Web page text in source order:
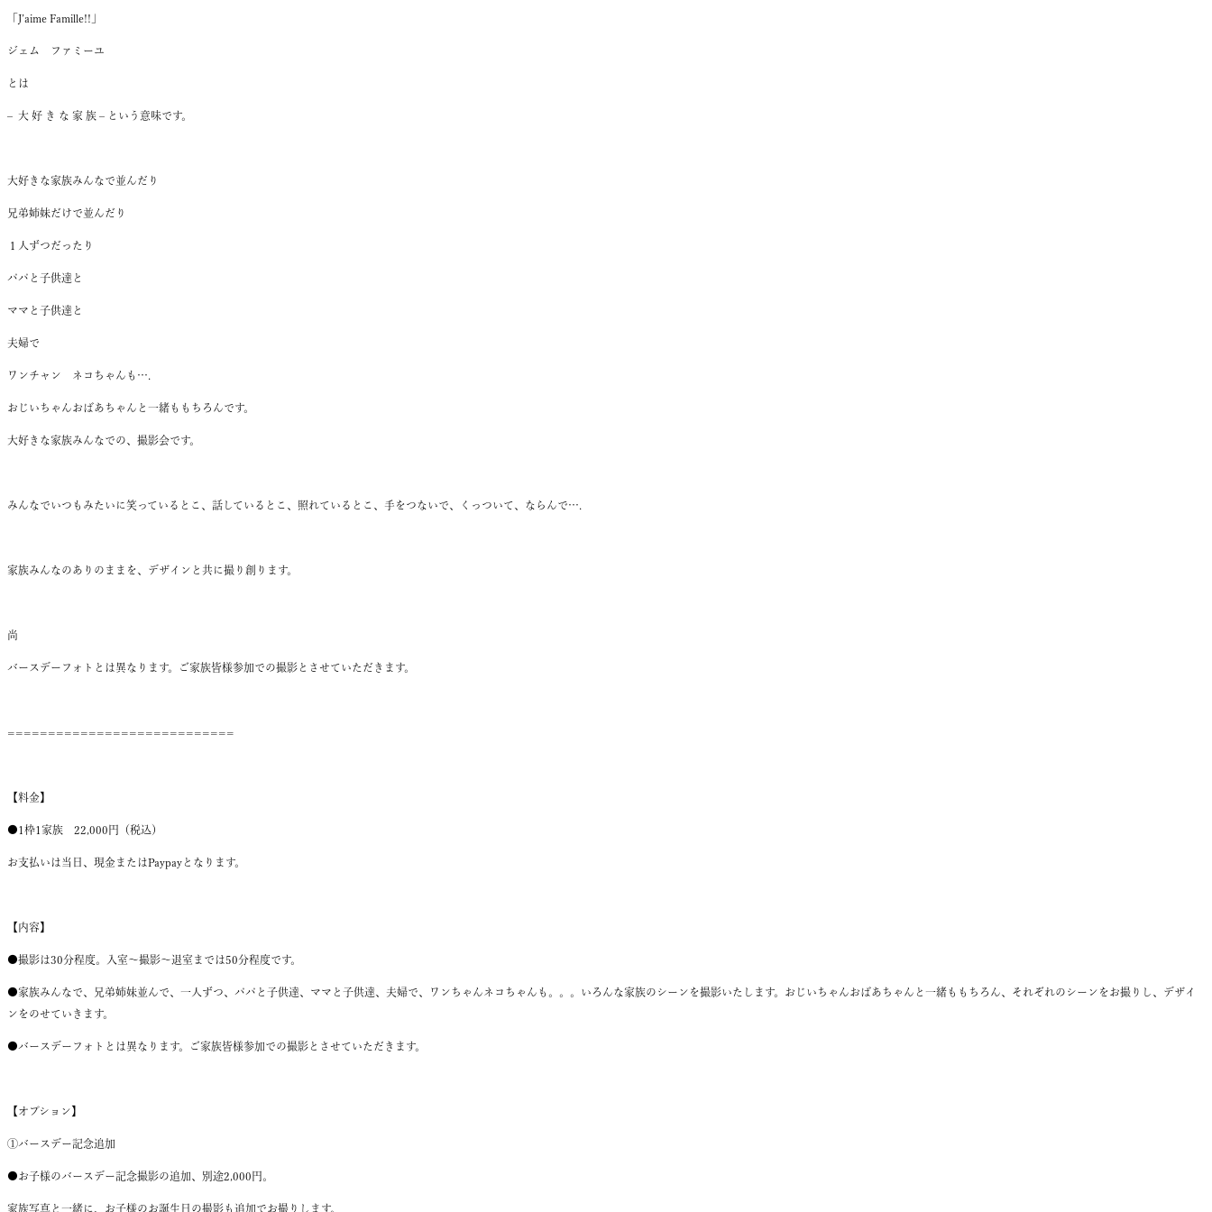
J’aime Famille!!
ジェム ファミーユ
とは
– 大 好 き な 家 族 – という意味です。
大好きな家族みんなで並んだり
兄弟姉妹だけで並んだり
１人ずつだったり
パパと子供達と
ママと子供達と
夫婦で
ワンチャン ネコちゃんも ….
おじいちゃんおばあちゃんと一緒ももちろんです。
大好きな家族みんなでの、撮影会です。
みんなでいつもみたいに笑っているとこ、話しているとこ、照れているとこ、手をつないで、くっついて、ならんで….
家族みんなのありのままを、デザインと共に撮り創ります。
尚
バースデーフォトとは異なります。ご家族皆様参加での撮影とさせていただきます。
============================
【料金】
●1枠1家族 22,000 円（税込）
お支払いは当日、現金またはPaypayとなります。
【内容】
●撮影は30分程度。 入室～撮影～退室までは50分程度です。
●家族みんなで、兄弟姉妹並んで、一人ずつ、パパと子供達、ママと子供達、夫婦で、ワンちゃんネコちゃんも。。。いろんな家族のシーンを撮影いたします。おじいちゃんおばあちゃんと一緒ももちろん、それぞれのシーンをお撮りし、デザイ
ンをのせていきます。
●バースデーフォトとは異なります。ご家族皆様参加での撮影とさせていただきます。
【オプション】
①バースデー記念追加
●お子様のバースデー記念撮影の追加 別途2,000 円。
家族写真と一緒に、お子様のお誕生日の撮影も追加でお撮りします。